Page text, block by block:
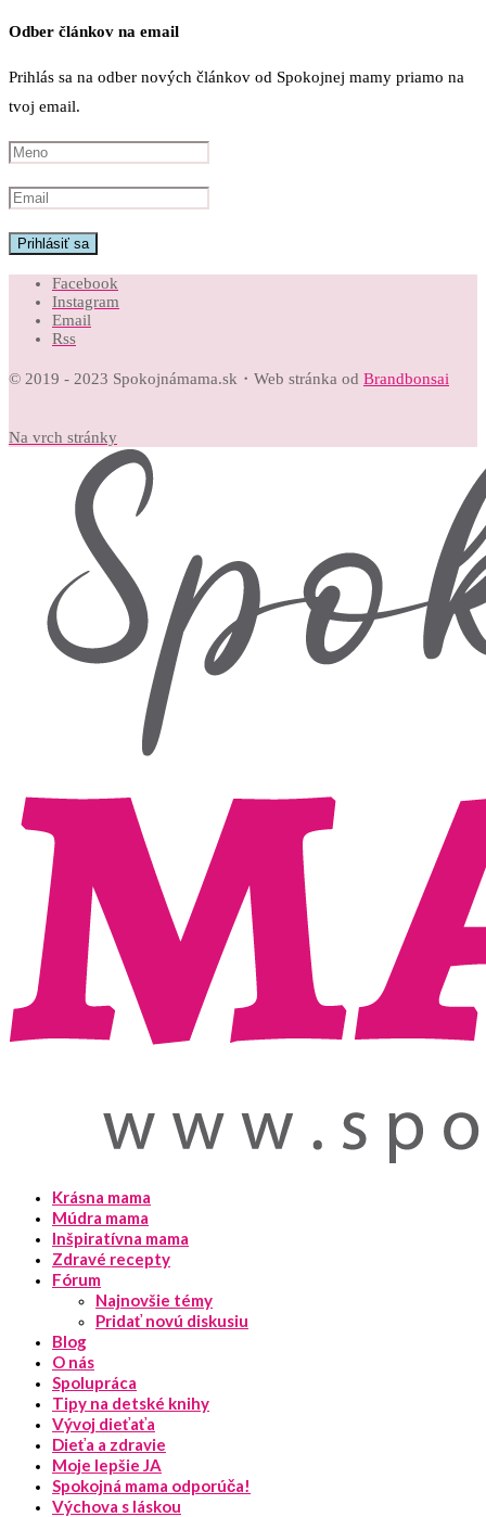
Odber článkov na email
Prihlás sa na odber nových článkov od Spokojnej mamy priamo na
tvoj email.
Facebook
Instagram
Email
Rss
© 2019 - 2023 Spokojnámama.sk・Web stránka od Brandbonsai
Na vrch stránky
Krásna mama
Múdra mama
Inšpiratívna mama
Zdravé recepty
Fórum
Najnovšie témy
Pridať novú diskusiu
Blog
O nás
Spolupráca
Tipy na detské knihy
Vývoj dieťaťa
Dieťa a zdravie
Moje lepšie JA
Spokojná mama odporúča!
Výchova s láskou